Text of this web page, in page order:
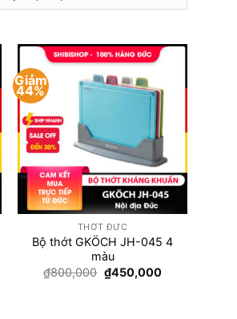
Giảm
44%
Add to
wishlist
+
THỚT ĐỨC
Bộ thớt GKÖCH JH-045 4
màu
₫800,000 Giá
gốc
₫450,000Giá